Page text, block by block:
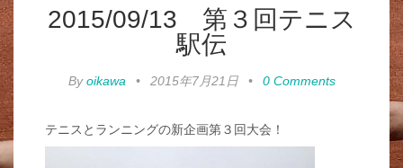
2015/09/13 第３回テニス
駅伝
Byoikawa • 2015年7月21日 • 0 Comments
テニスとランニングの新企画第３回大会！